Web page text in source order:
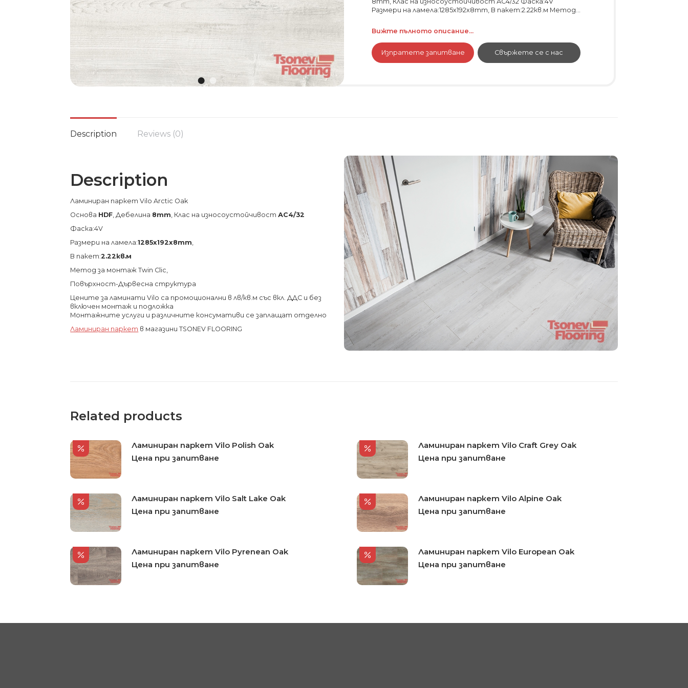
Размери на ламела:1285х192х8mm, В пакет:2.22кв.м Метод...
Вижте пълното описание...
Изпратете запитване Свържете се с нас
Description Reviews (0)
Description
Ламиниран паркет Vilo Arctic Oak
Основа HDF , Дебелина 8mm , Клас на износоустойчивостАС4/32
Фаска:4V
Размери на ламела:1285х192х8mm
В пакет:2.22кв.м
Метод за монтаж Twin Clic,
Повърхност-Дървесна структура
Цените за ламинати Vilo са промоционални в лв/кв.м със вкл. ДДС и без
включен монтаж и подложка
Монтажните услуги и различните консумативи се заплащат отделно
Ламиниран паркет в магазини TSONEV FLOORING
Related products
Ламиниран паркет Vilo Polish Oak
Цена при запитване
Ламиниран паркет Vilo Craft Grey Oak
Цена при запитване
Ламиниран паркет Vilo Salt Lake Oak
Цена при запитване
Ламиниран паркет Vilo Alpine Oak
Цена при запитване
Ламиниран паркет Vilo Pyrenean Oak
Цена при запитване
Ламиниран паркет Vilo European Oak
Цена при запитване